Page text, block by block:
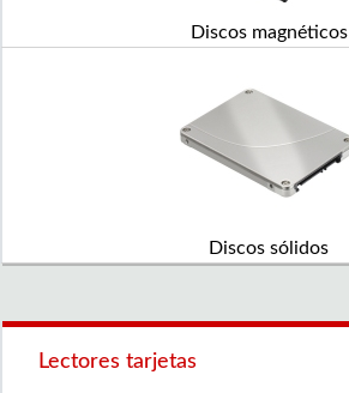
Discos magnéticos
Discos sólidos
Lectores tarjetas